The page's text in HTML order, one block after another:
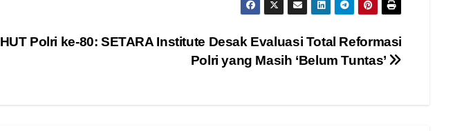
HUT Polri ke-80: SETARA Institute Desak Evaluasi Total Reformasi
Polri yang Masih ‘Belum Tuntas’